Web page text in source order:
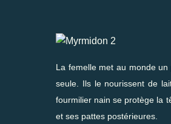
La femelle met au monde
seule. Ils le nourissent de
fourmilier nain se protège la
et ses pattes postérieures.